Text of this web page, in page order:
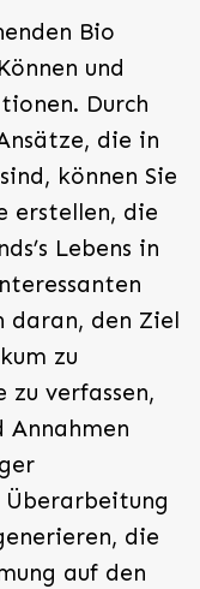
Bio
und
Durch
die in
können Sie
erstellen, die
Lebens in
daran, den Ziel
zu
zu verfassen,
Überarbeitung
die
auf den